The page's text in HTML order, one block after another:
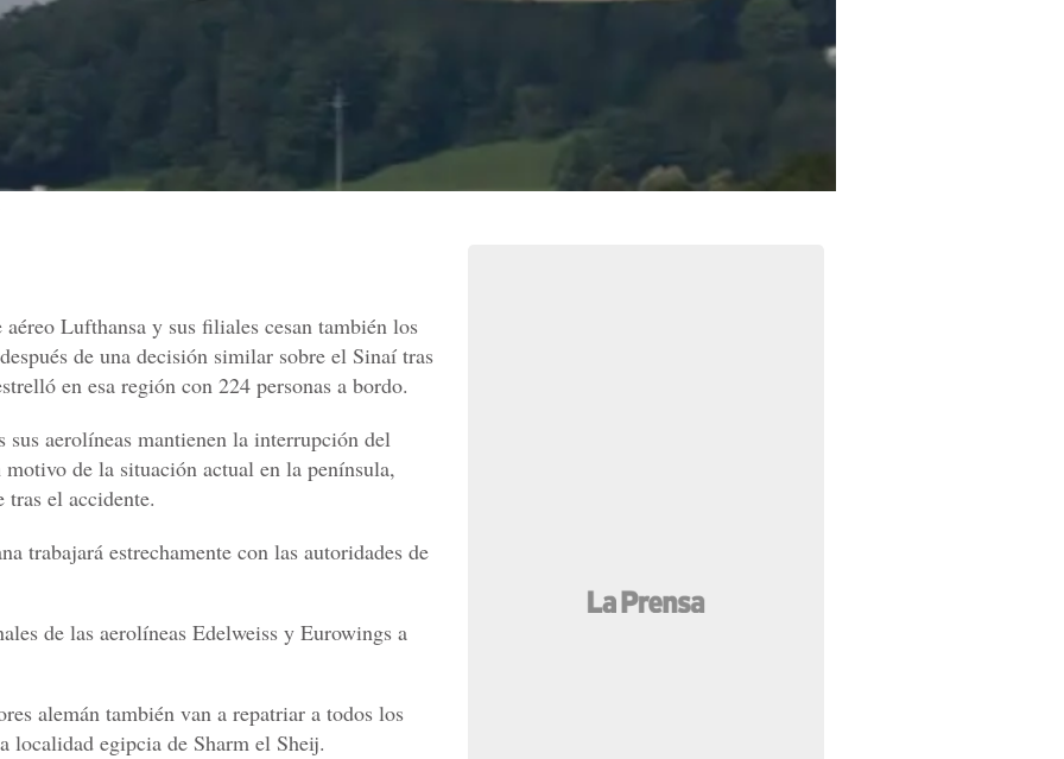
Lufthansa y sus filiales cesan también los
de una decisión similar sobre el Sinaí tras
en esa región con 224 personas a bordo.
aerolíneas mantienen la interrupción del
de la situación actual en la península,
tras el accidente.
trabajará estrechamente con las autoridades de
de las aerolíneas Edelweiss y Eurowings a
alemán también van a repatriar a todos los
localidad egipcia de Sharm el Sheij.